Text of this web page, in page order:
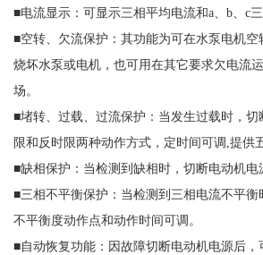
■电流显示：可显示三相平均电流和a、b、c三
■空转、欠流保护：其功能为可在水泵电机空
烧坏水泵或电机，也可用在其它要求欠电流
场。
■堵转、过载、过流保护：当发生过载时，
限和反时限两种动作方式，定时间可调,提供
■缺相保护：当检测到缺相时，切断电动机电
■三相不平衡保护：当检测到三相电流不平衡
不平衡度动作点和动作时间可调。
■自动恢复功能：因故障切断电动机电源后，